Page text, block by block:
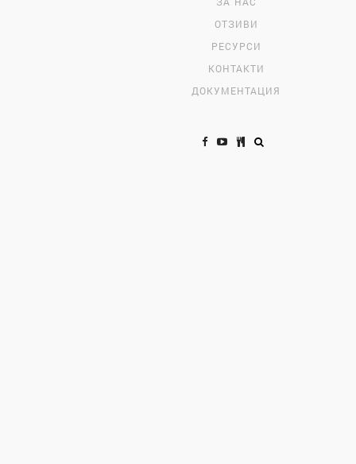
ОТЗИВИ
РЕСУРСИ
КОНТАКТИ
ДОКУМЕНТАЦИЯ